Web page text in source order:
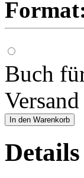
Buch
In den Warenkorb
Details